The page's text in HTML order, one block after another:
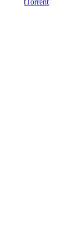
tTorrent